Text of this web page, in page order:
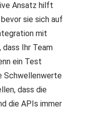
Ansatz hilft
sie sich auf
mit
Ihr Team
ein Test
Schwellenwerte
dass die
die APIs immer